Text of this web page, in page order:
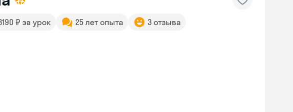
₽ за урок 25 лет опыта 3 отзыва